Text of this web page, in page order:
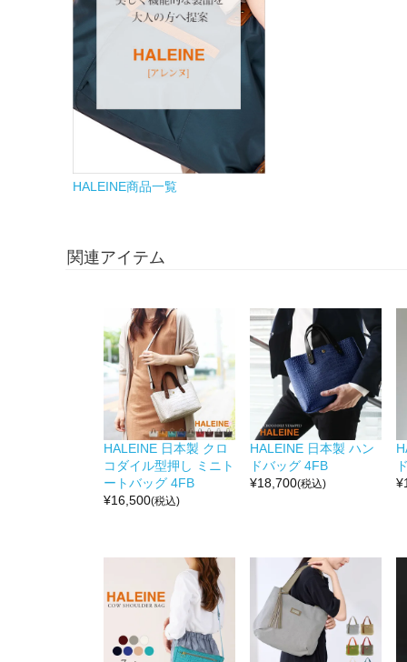
HALEINE商品一覧
関連アイテム
HALEINE 日本製 クロ
コダイル型押し ミニト
ートバッグ 4FB
¥16,500(税込)
HALEINE 日本製 ハン
ドバッグ 4FB
¥18,700(税込)
¥